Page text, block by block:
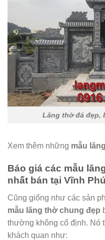
Lăng thờ đá đẹp,
Xem thêm những mẫu
Báo giá các mẫu
nhất bán tại Vĩnh
Cũng giống như các sản
mẫu lăng thờ chung đẹp
thường không cố định. Nó
khách quan như: